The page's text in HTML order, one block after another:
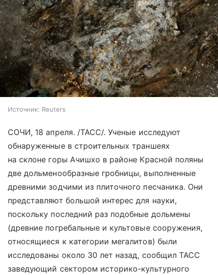
Источник: Reuters
СОЧИ, 18 апреля. /ТАСС/. Ученые исследуют
обнаруженные в строительных траншеях
на склоне горы Ачишхо в районе Красной поляны
две дольменообразные гробницы, выполненные
древними зодчими из плиточного песчаника. Они
представляют большой интерес для науки,
поскольку последний раз подобные дольмены
(древние погребальные и культовые сооружения,
относящиеся к категории мегалитов) были
исследованы около 30 лет назад, сообщил ТАСС
заведующий сектором историко-культурного